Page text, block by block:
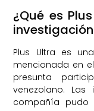
¿Qué es
Plus Ultra es
mencionada en
presunta
venezolano.
compañía pudo